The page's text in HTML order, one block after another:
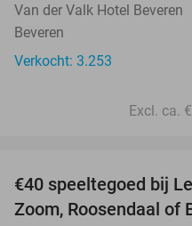
Van der Valk Hotel Beveren
Beveren
Verkocht: 3.253
Excl. ca.
€40 speeltegoed bij
Zoom, Roosendaal of